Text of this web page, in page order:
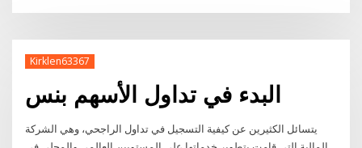
Kirklen63367
البدء في تداول الأسهم بنس
يتسائل الكثيرين عن كيفية التسجيل في تداول الراجحي، وهي الشركة